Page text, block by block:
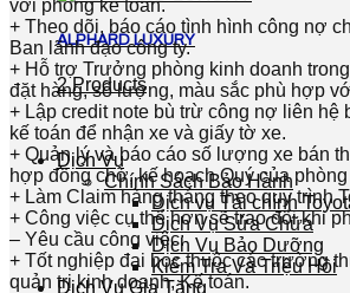
ALPHARD LUXURY
2 Products
Dịch Vụ
Chính Sách Bảo Hành
Dịch vụ Tài chính
Dịch Vụ Sửa Chữa
Dịch Vụ Bảo Dưỡng
Kiểm Tra Và Triệu Hồi
Dịch Vụ Gia Tăng
với phòng kế toán.
+ Theo dõi, báo cáo tình hình công nợ
Ban lãnh đạo công ty.
+ Hỗ trợ Trưởng phòng kinh doanh
đặt hàng, số lượng, màu sắc phù hợp
+ Lập credit note bù trừ công nợ liên hệ
kế toán để nhận xe và giấy tờ xe.
+ Quản lý và báo cáo số lượng xe bán
hợp đồng chờ, kế hoạch Quý của
+ Làm Claim hàng tháng theo quy trình
+ Công việc cụ thể hơn sẽ trao đổi khi
– Yêu cầu công việc:
+ Tốt nghiệp đại học thuộc các trường
quản trị kinh doanh, Kế toán.